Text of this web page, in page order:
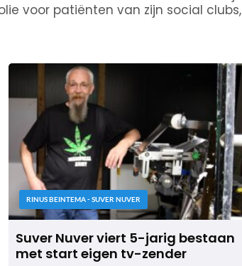
voor patiënten van zijn social clubs,
RINUS BEINTEMA - SUVER NUVER
Suver Nuver viert 5-jarig bestaan
met start eigen tv-zender